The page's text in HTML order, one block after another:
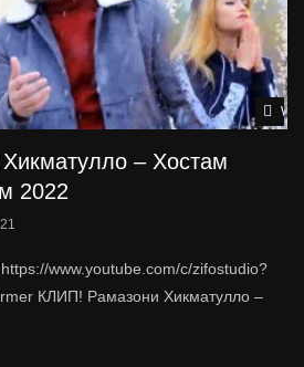
– Хостам
2022
www.youtube.com/c/zifostudio?
КЛИП! Рамазони Хикматулло –